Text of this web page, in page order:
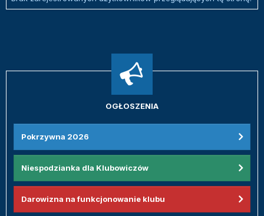
OGŁOSZENIA
Pokrzywna 2026
Niespodzianka dla Klubowiczów
Darowizna na funkcjonowanie klubu